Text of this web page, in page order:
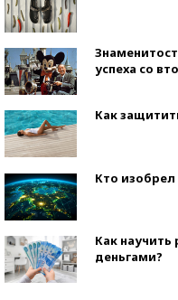
успеха со
Как
Кто изобрел
Как научить
деньгами?